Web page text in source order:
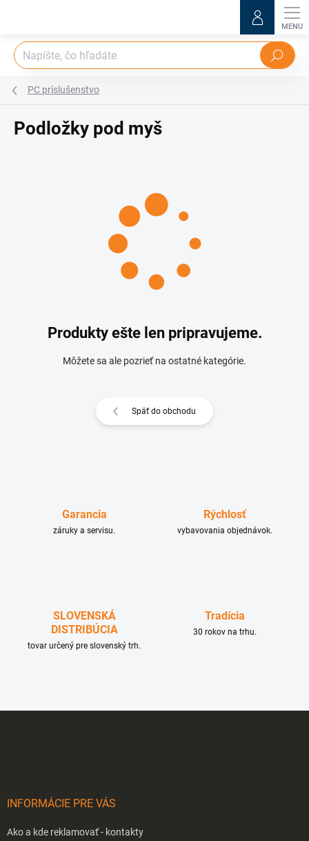
Hľadať
PC príslušenstvo
Podložky pod myš
Produkty ešte len pripravujeme.
Môžete sa ale pozrieť na ostatné kategórie.
Späť do obchodu
Garancia
záruky a servisu.
Rýchlosť
vybavovania objednávok.
SLOVENSKÁ
DISTRIBÚCIA
tovar určený pre slovenský trh.
Tradícia
30 rokov na trhu.
INFORMÁCIE PRE VÁS
Ako a kde reklamovať - kontakty